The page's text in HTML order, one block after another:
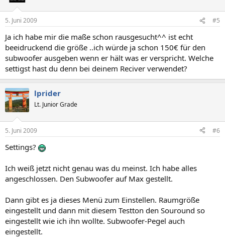
5. Juni 2009 #5
Ja ich habe mir die maße schon rausgesucht^^ ist echt
beeidruckend die größe ..ich würde ja schon 150€ für den
subwoofer ausgeben wenn er hält was er verspricht. Welche
settigst hast du denn bei deinem Reciver verwendet?
lprider
Lt. Junior Grade
5. Juni 2009 #6
Settings?
Ich weiß jetzt nicht genau was du meinst. Ich habe alles
angeschlossen. Den Subwoofer auf Max gestellt.
Dann gibt es ja dieses Menü zum Einstellen. Raumgröße
eingestellt und dann mit diesem Testton den Souround so
eingestellt wie ich ihn wollte. Subwoofer-Pegel auch
eingestellt.